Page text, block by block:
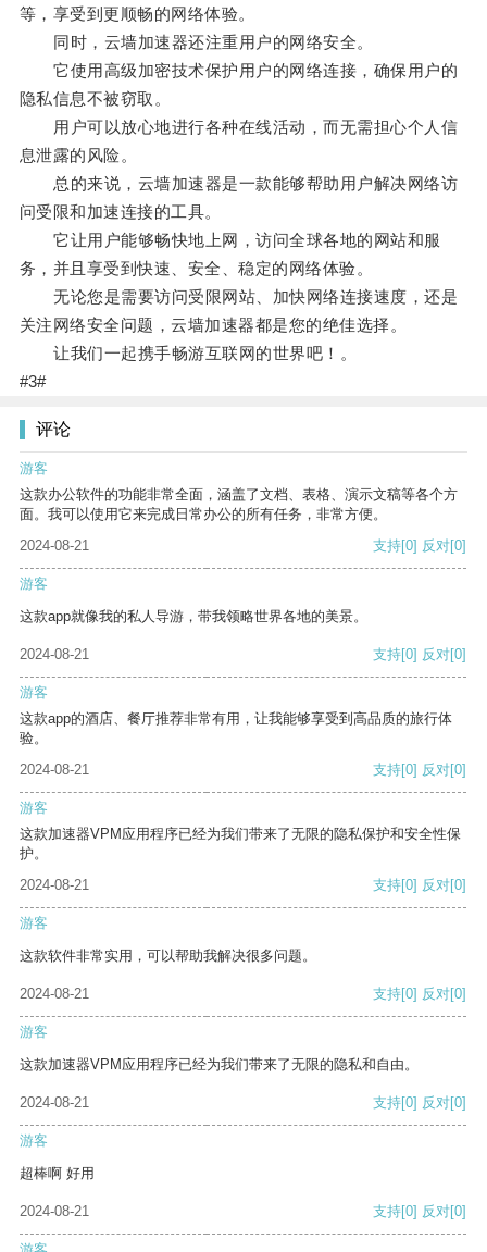
等，享受到更顺畅的网络体验。
同时，云墙加速器还注重用户的网络安全。
它使用高级加密技术保护用户的网络连接，确保用户的
隐私信息不被窃取。
用户可以放心地进行各种在线活动，而无需担心个人信
息泄露的风险。
总的来说，云墙加速器是一款能够帮助用户解决网络访
问受限和加速连接的工具。
它让用户能够畅快地上网，访问全球各地的网站和服
务，并且享受到快速、安全、稳定的网络体验。
无论您是需要访问受限网站、加快网络连接速度，还是
关注网络安全问题，云墙加速器都是您的绝佳选择。
让我们一起携手畅游互联网的世界吧！。
#3#
评论
游客
这款办公软件的功能非常全面，涵盖了文档、表格、演示文稿等各个方
面。我可以使用它来完成日常办公的所有任务，非常方便。
2024-08-21
支持[0] 反对[0]
游客
这款app就像我的私人导游，带我领略世界各地的美景。
2024-08-21 支持[0] 反对[0]
游客
这款app的酒店、餐厅推荐非常有用，让我能够享受到高品质的旅行体
验。
2024-08-21
支持[0] 反对[0]
游客
这款加速器VPM应用程序已经为我们带来了无限的隐私保护和安全性保
护。
2024-08-21
支持[0] 反对[0]
游客
这款软件非常实用，可以帮助我解决很多问题。
2024-08-21 支持[0] 反对[0]
游客
这款加速器VPM应用程序已经为我们带来了无限的隐私和自由。
2024-08-21 支持[0] 反对[0]
游客
超棒啊 好用
2024-08-21 支持[0] 反对[0]